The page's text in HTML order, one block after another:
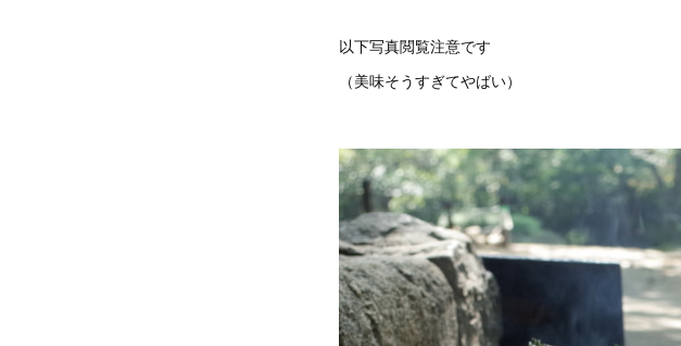
以下写真閲覧注意です
（美味そうすぎてやばい）